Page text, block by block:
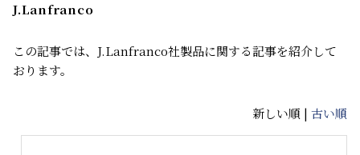
J.Lanfranco
この記事では、J.Lanfranco社製品に関する記事を紹介して
おります。
新しい順 | 古い順